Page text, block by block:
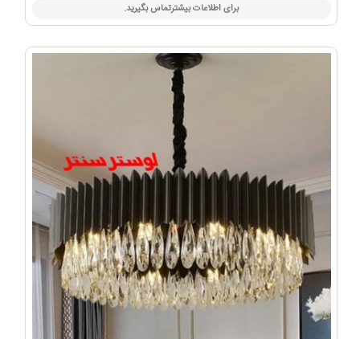
برای اطلاعات بیشترتماس بگیرید.